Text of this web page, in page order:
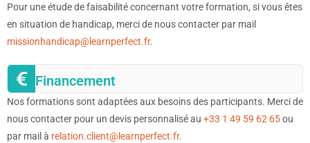
Pour une étude de faisabilité concernant votre formation, si vous êtes
en situation de handicap, merci de nous contacter par mail
missionhandicap@learnperfect.fr.
Financement
Nos formations sont adaptées aux besoins des participants. Merci de
nous contacter pour un devis personnalisé au +33 1 49 59 62 65ou
par mail à relation.client@learnperfect.fr.